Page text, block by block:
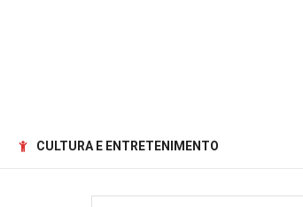
CULTURA E ENTRETENIMENTO